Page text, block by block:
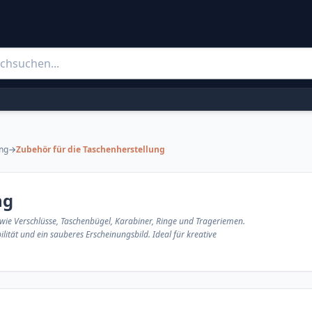
→Zubehör für die Taschenherstellung
Verschlüsse, Taschenbügel, Karabiner, Ringe und Trageriemen.
und ein sauberes Erscheinungsbild. Ideal für kreative